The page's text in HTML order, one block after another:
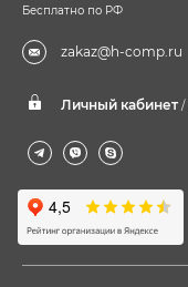
Бесплатно по РФ
zakaz@h-comp.ru
Личный кабинет /